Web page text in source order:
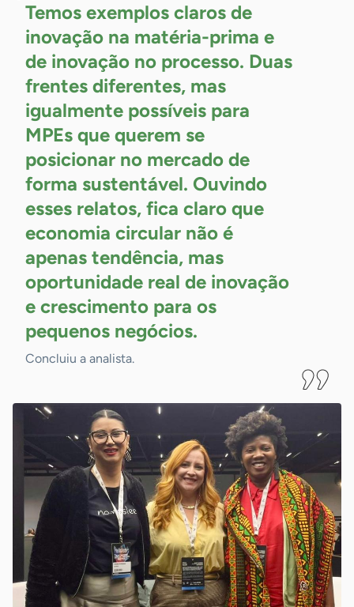
Temos exemplos claros de
inovação na matéria-prima e
de inovação no processo. Duas
frentes diferentes, mas
igualmente possíveis para
MPEs que querem se
posicionar no mercado de
forma sustentável. Ouvindo
esses relatos, fica claro que
economia circular não é
apenas tendência, mas
oportunidade real de inovação
e crescimento para os
pequenos negócios.
Concluiu a analista.